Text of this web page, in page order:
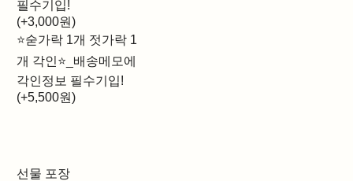
필수기입!
(+3,000원)
⭐숟가락 1개 젓가락 1
개 각인⭐_배송메모에
각인정보 필수기입!
(+5,500원)
선물 포장